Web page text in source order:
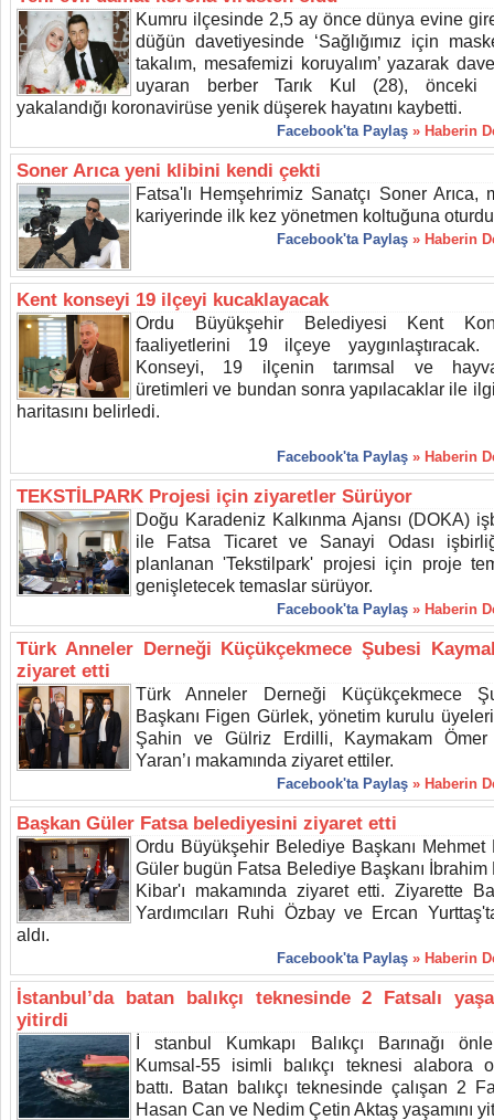
Kumru ilçesinde 2,5 ay önce dünya evine
düğün davetiyesinde ‘Sağlığımız için
takalım, mesafemizi koruyalım’ yazarak
uyaran berber Tarık Kul (28), önceki
yakalandığı koronavirüse yenik düşerek hayatını kaybetti.
Facebook'ta Paylaş » Haberin
Soner Arıca yeni klibini kendi çekti
Fatsa'lı Hemşehrimiz Sanatçı Soner Arıca,
kariyerinde ilk kez yönetmen koltuğuna
Facebook'ta Paylaş » Haberin
Kent konseyi 19 ilçeyi kucaklayacak
Ordu Büyükşehir Belediyesi Kent
faaliyetlerini 19 ilçeye yaygınlaştıracak.
Konseyi, 19 ilçenin tarımsal ve
üretimleri ve bundan sonra yapılacaklar ile
haritasını belirledi.
Facebook'ta Paylaş » Haberin
TEKSTİLPARK Projesi için ziyaretler Sürüyor
Doğu Karadeniz Kalkınma Ajansı (DOKA)
ile Fatsa Ticaret ve Sanayi Odası
planlanan 'Tekstilpark' projesi için proje
genişletecek temaslar sürüyor.
Facebook'ta Paylaş » Haberin
Türk Anneler Derneği Küçükçekmece Şubesi
ziyaret etti
Türk Anneler Derneği Küçükçekmece
Başkanı Figen Gürlek, yönetim kurulu
Şahin ve Gülriz Erdilli, Kaymakam Ömer
Yaran’ı makamında ziyaret ettiler.
Facebook'ta Paylaş » Haberin
Başkan Güler Fatsa belediyesini ziyaret etti
Ordu Büyükşehir Belediye Başkanı Mehmet
Güler bugün Fatsa Belediye Başkanı İbrahim
Kibar'ı makamında ziyaret etti. Ziyarette
Yardımcıları Ruhi Özbay ve Ercan
aldı.
Facebook'ta Paylaş » Haberin
İstanbul’da batan balıkçı teknesinde 2 Fatsalı
yitirdi
İ stanbul Kumkapı Balıkçı Barınağı
Kumsal-55 isimli balıkçı teknesi alabora
battı. Batan balıkçı teknesinde çalışan 2
Hasan Can ve Nedim Çetin Aktaş yaşamını